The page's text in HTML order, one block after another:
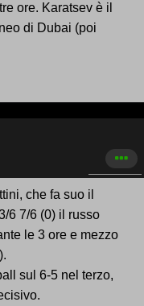
ore. Karatsev è il
di Dubai (poi
che fa suo il
6 7/6 (0) il russo
le 3 ore e mezzo
sul 6-5 nel terzo,